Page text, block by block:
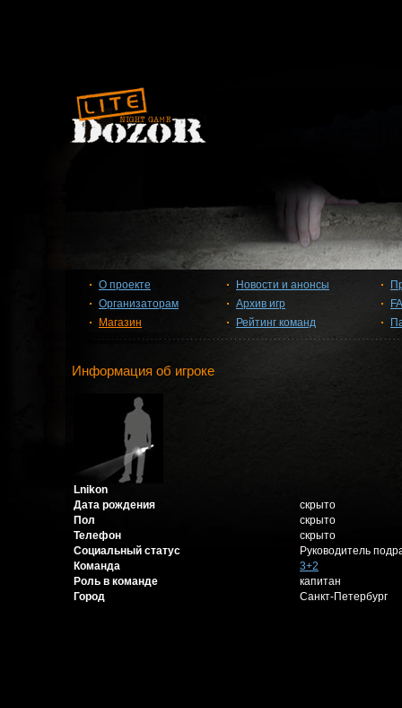
О проекте
Организаторам
Магазин
Новости и анонсы
Архив игр
Рейтинг команд
Информация об игроке
Lnikon
Дата рождения
скрыто
Пол
скрыто
Телефон
скрыто
Социальный статус
Руководитель
Команда
3+2
Роль в команде
капитан
Город
Санкт-Петербург